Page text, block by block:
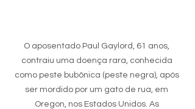
O aposentado Paul Gaylord, 61 anos,
contraiu uma doença rara, conhecida
como peste bubônica (peste negra), após
ser mordido por um gato de rua, em
Oregon, nos Estados Unidos. As